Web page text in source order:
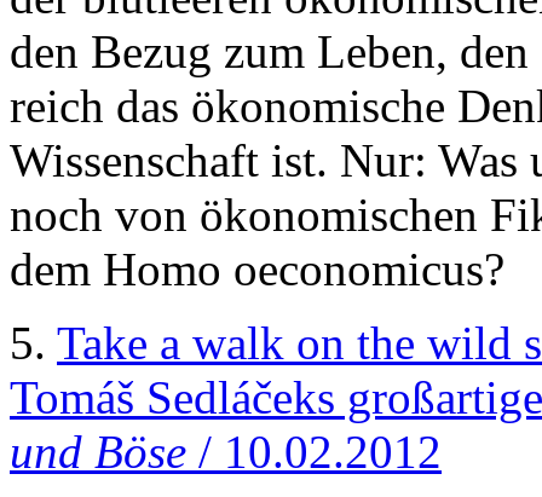
den Bezug zum Leben,
reich das ökonomische
Wissenschaft ist. Nur: Was
noch von ökonomischen
dem Homo oeconomicus?
5. Take a walk on the wild
Tomáš Sedláčeks
und Böse / 10.02.2012